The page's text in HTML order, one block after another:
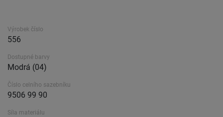
Výrobek číslo
556
Dostupné barvy
Modrá (04)
Číslo celního sazebníku
9506 99 90
Síla materiálu